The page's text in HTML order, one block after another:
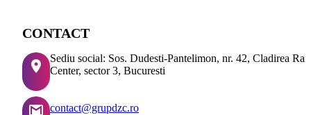
CONTACT
Sediu social: Sos. Dudesti-Pantelimon, nr. 42, Cladirea
Center, sector 3, Bucuresti
contact@grupdzc.ro